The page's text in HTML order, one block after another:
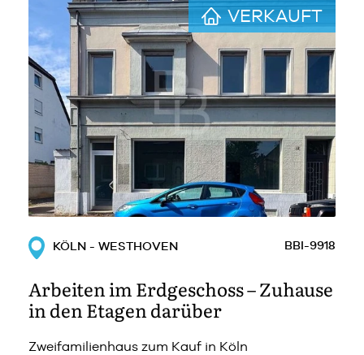
VERKAUFT
KÖLN - WESTHOVEN BBI-9918
Arbeiten im Erdgeschoss – Zuhause
in den Etagen darüber
Zweifamilienhaus zum Kauf in Köln